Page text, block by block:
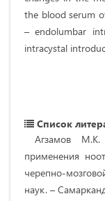
the blood serum
– endolumbar
intracystal
Список
Агзамов М.К.
применения
черепно-
наук. –